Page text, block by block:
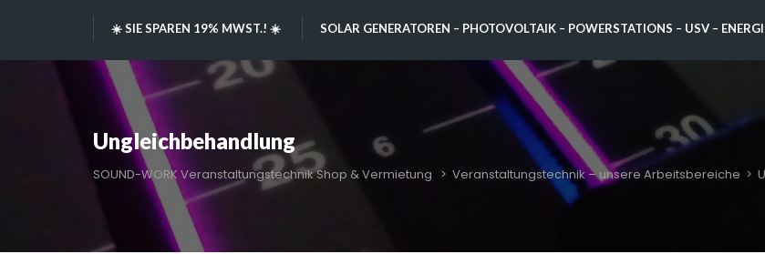
☀️ SIE SPAREN 19% MWST.! ☀️ SOLAR GENERATOREN – PHOTOVOLTAIK – POWERSTATIONS – USV –
Ungleichbehandlung
SOUND-WORK Veranstaltungstechnik Shop & Vermietung > Veranstaltungstechnik – unsere Arbeitsbereiche >